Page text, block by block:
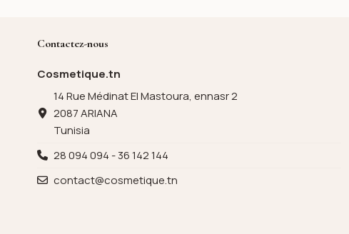
Contactez-nous
Cosmetique.tn
14 Rue Médinat El Mastoura, ennasr 2
2087 ARIANA
Tunisia
28 094 094 - 36 142 144
contact@cosmetique.tn